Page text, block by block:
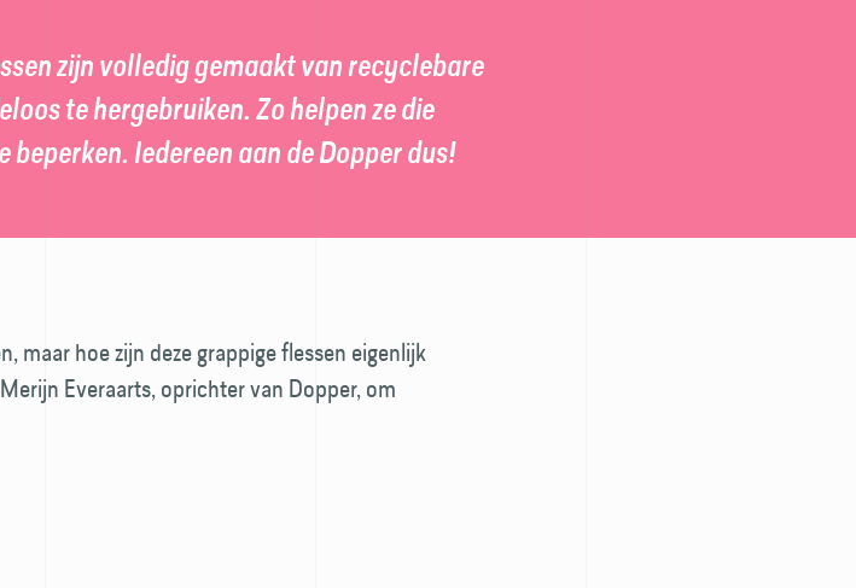
zijn volledig gemaakt van recycle­bare
te her­gebruiken. Zo helpen ze die
beperken. Iedereen aan de Dopper dus!
maar hoe zijn deze grappige flessen eigenlijk
Everaarts, oprichter van Dopper, om